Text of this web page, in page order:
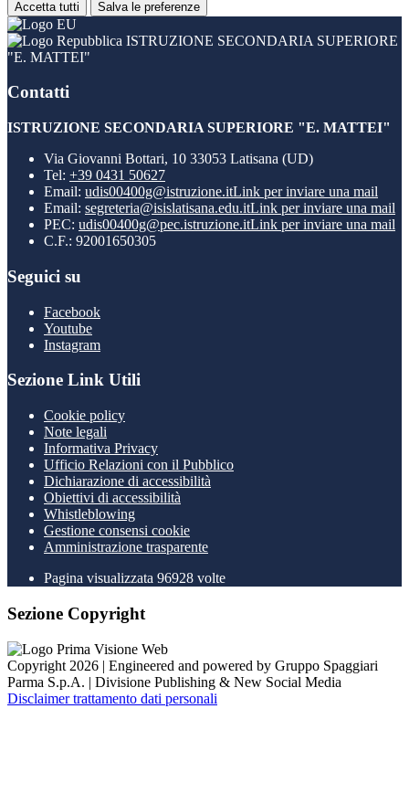
Accetta tutti Salva le preferenze
ISTRUZIONE SECONDARIA SUPERIORE
"E. MATTEI"
Contatti
ISTRUZIONE SECONDARIA SUPERIORE "E. MATTEI"
Via Giovanni Bottari, 10 33053 Latisana (UD)
Tel: +39 0431 50627
Email: udis00400g@istruzione.itLink per inviare una mail
Email: segreteria@isislatisana.edu.itLink per inviare una mail
PEC: udis00400g@pec.istruzione.itLink per inviare una mail
C.F.: 92001650305
Seguici su
Facebook
Youtube
Instagram
Sezione Link Utili
Cookie policy
Note legali
Informativa Privacy
Ufficio Relazioni con il Pubblico
Dichiarazione di accessibilità
Obiettivi di accessibilità
Whistleblowing
Gestione consensi cookie
Amministrazione trasparente
Pagina visualizzata 96928 volte
Sezione Copyright
Copyright 2026 | Engineered and powered by Gruppo Spaggiari
Parma S.p.A. | Divisione Publishing & New Social Media
Disclaimer trattamento dati personali